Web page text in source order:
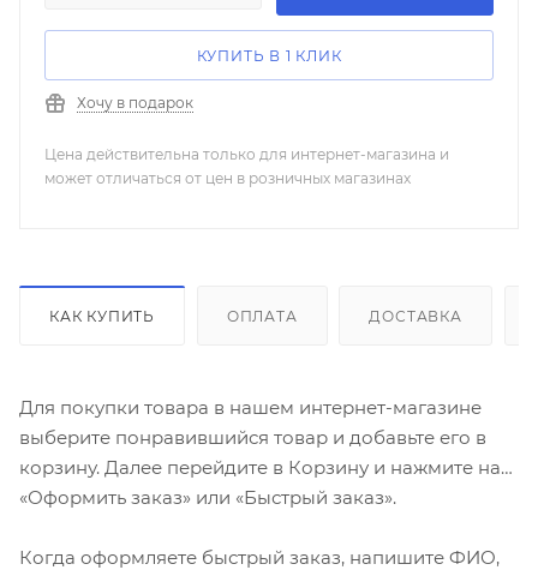
КУПИТЬ В 1 КЛИК
Хочу в подарок
Цена действительна только для интернет-магазина и
может отличаться от цен в розничных магазинах
КАК КУПИТЬ ОПЛАТА ДОСТАВКА
Для покупки товара в нашем интернет-магазине
выберите понравившийся товар и добавьте его в
корзину. Далее перейдите в Корзину и нажмите на
«Оформить заказ» или «Быстрый заказ».
Когда оформляете быстрый заказ, напишите ФИО,